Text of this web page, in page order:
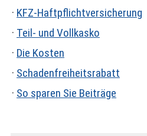
· KFZ-Haft­pflichtversicherung
· Teil- und Vollkasko
· Die Kosten
· Schadenfreiheitsrabatt
· So sparen Sie Beiträge